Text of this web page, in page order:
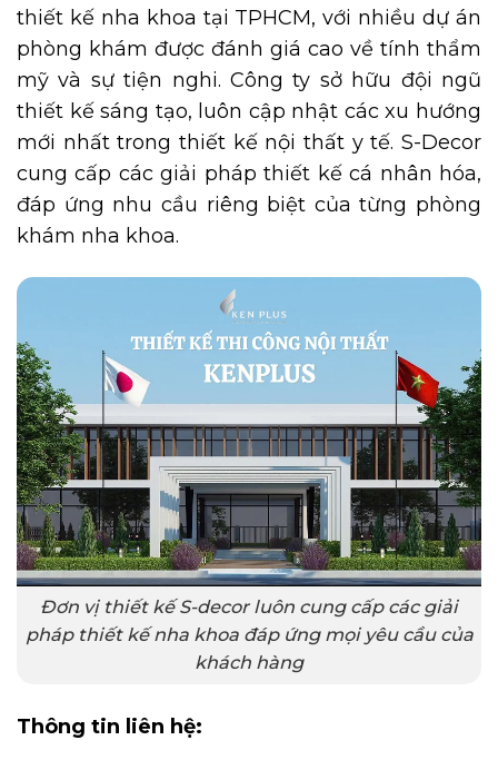
thiết kế nha khoa tại TPHCM, với nhiều dự án
phòng khám được đánh giá cao về tính thẩm
mỹ và sự tiện nghi. Công ty sở hữu đội ngũ
thiết kế sáng tạo, luôn cập nhật các xu hướng
mới nhất trong thiết kế nội thất y tế. S-Decor
cung cấp các giải pháp thiết kế cá nhân hóa,
đáp ứng nhu cầu riêng biệt của từng phòng
khám nha khoa.
Đơn vị thiết kế S-decor luôn cung cấp các giải
pháp thiết kế nha khoa đáp ứng mọi yêu cầu của
khách hàng
Thông tin liên hệ: